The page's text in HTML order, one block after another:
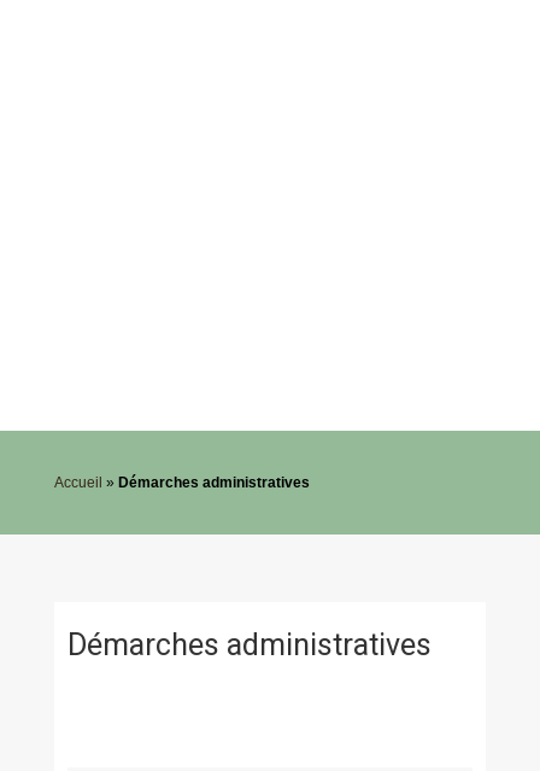
Accueil » Démarches administratives
Démarches administratives